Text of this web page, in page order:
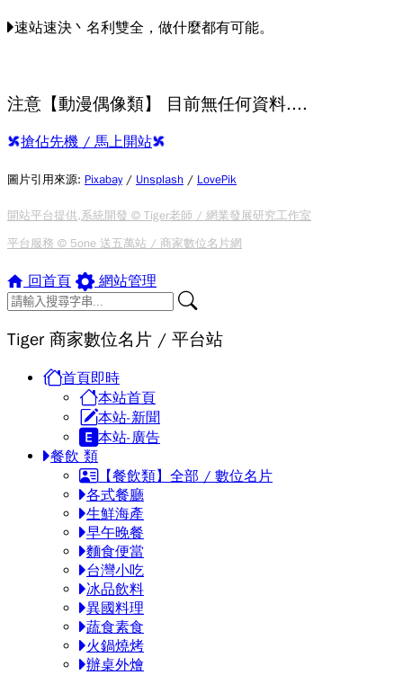
速站速決丶名利雙全，做什麼都有可能。
注意【動漫偶像類】 目前無任何資料....
搶佔先機 / 馬上開站
圖片引用來源: Pixabay/ Unsplash / LovePik
開站平台提供,系統開發 © Tiger老師 / 網業發展研究工作室
平台服務 © 5one 送五萬站 / 商家數位名片網
回首頁 網站管理
Tiger 商家數位名片 / 平台站
首頁即時
本站首頁
本站-新聞
本站-廣告
餐飲 類
【餐飲類】全部 / 數位名片
各式餐廳
生鮮海產
早午晚餐
麵食便當
台灣小吃
冰品飲料
異國料理
蔬食素食
火鍋燒烤
辦桌外燴